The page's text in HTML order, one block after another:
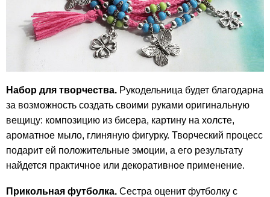
Набор для творчества. Рукодельница будет благодарна
за возможность создать своими руками оригинальную
вещицу: композицию из бисера, картину на холсте,
ароматное мыло, глиняную фигурку. Творческий процесс
подарит ей положительные эмоции, а его результату
найдется практичное или декоративное применение.
Прикольная футболка. Сестра оценит футболку с